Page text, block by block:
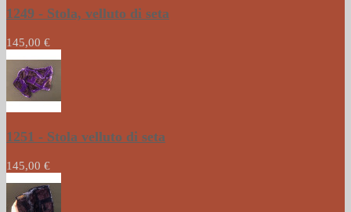
1249 - Stola, velluto di seta
145,00 €
1251 - Stola velluto di seta
145,00 €